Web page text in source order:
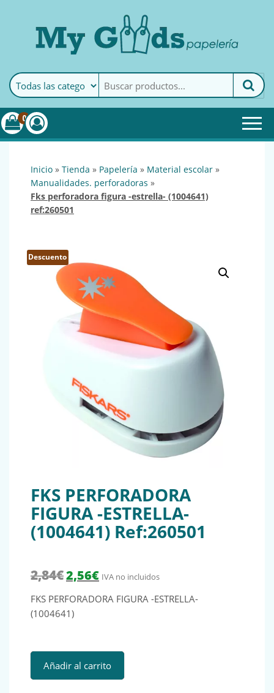
MyGoods · PapeleríaMy Goods es tu papelería
online de confianza. Podrás
encontrar todo lo necesario
0
inicio » tienda » papelería » material escolar »
manualidades. perforadoras »
fks perforadora figura -estrella- (1004641)
ref:260501
Descuento
FKS PERFORADORA
FIGURA -ESTRELLA-
(1004641) Ref:260501
2,84€ El precio original era: 2,84€.
2,56€El precio actual es: 2,56€.
IVA no incluidos
FKS PERFORADORA FIGURA -ESTRELLA-
(1004641)
FKS PERFORADORA FIGURA -ESTRELLA- (1004641)
Añadir al carrito